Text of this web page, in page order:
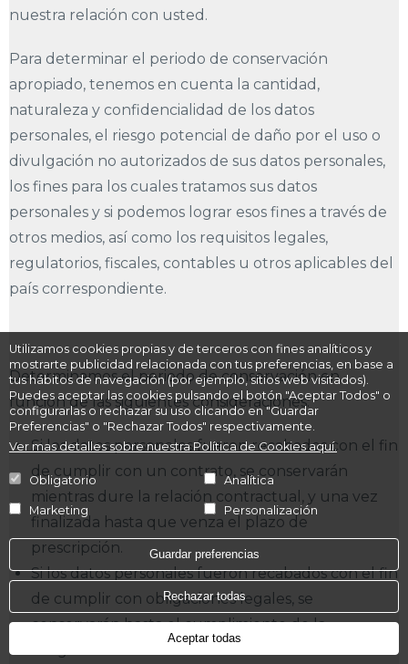
Utilizamos cookies propias y de terceros con fines analíticos y
mostrarte publicidad relacionada con tus preferencias, en base a
tus hábitos de navegación (por ejemplo, sitios web visitados).
Puedes aceptar las cookies pulsando el botón "Aceptar Todos" o
configurarlas o rechazar su uso clicando en "Guardar
Preferencias" o "Rechazar Todos" respectivamente.
Ver mas detalles sobre nuestra Política de Cookies aquí.
Obligatorio Analítica
Marketing Personalización
Guardar preferencias
Rechazar todas
Aceptar todas
nuestra relación con usted.
Para determinar el periodo de conservación
apropiado, tenemos en cuenta la cantidad,
naturaleza y confidencialidad de los datos
personales, el riesgo potencial de daño por el uso o
divulgación no autorizados de sus datos personales,
los fines para los cuales tratamos sus datos
personales y si podemos lograr esos fines a través de
otros medios, así como los requisitos legales,
regulatorios, fiscales, contables u otros aplicables del
país correspondiente.
Determinamos el periodo de conservación en
función de las siguientes consideraciones:
Si los datos personales fueron recabados con el fin
de cumplir con un contrato, se conservarán
mientras dure la relación contractual, y una vez
finalizada hasta que venza el plazo de
prescripción.
Si los datos personales fueron recabados con el fin
de cumplir con obligaciones legales, se
conservarán hasta el cumplimiento de la